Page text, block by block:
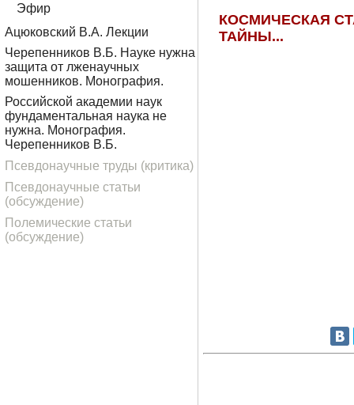
КОСМИЧЕСКАЯ
ТАЙНЫ...
Эфир
Ацюковский В.А. Лекции
Черепенников В.Б. Науке нужна
защита от лженаучных
мошенников. Монография.
Российской академии наук
фундаментальная наука не
нужна. Монография.
Черепенников В.Б.
Псевдонаучные труды (критика)
Псевдонаучные статьи
(обсуждение)
Полемические статьи
(обсуждение)